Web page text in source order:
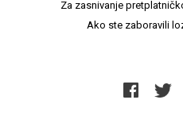
Za zasnivanje
Ako ste zaboravili